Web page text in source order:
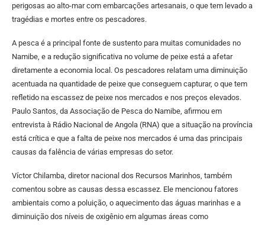
perigosas ao alto-mar com embarcações artesanais, o que tem levado a
tragédias e mortes entre os pescadores.
A pesca é a principal fonte de sustento para muitas comunidades no
Namibe, e a redução significativa no volume de peixe está a afetar
diretamente a economia local. Os pescadores relatam uma diminuição
acentuada na quantidade de peixe que conseguem capturar, o que tem
refletido na escassez de peixe nos mercados e nos preços elevados.
Paulo Santos, da Associação de Pesca do Namibe, afirmou em
entrevista à Rádio Nacional de Angola (RNA) que a situação na província
está crítica e que a falta de peixe nos mercados é uma das principais
causas da falência de várias empresas do setor.
Víctor Chilamba, diretor nacional dos Recursos Marinhos, também
comentou sobre as causas dessa escassez. Ele mencionou fatores
ambientais como a poluição, o aquecimento das águas marinhas e a
diminuição dos níveis de oxigênio em algumas áreas como